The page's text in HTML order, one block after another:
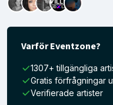
Varför Eventzone?
1307+ tillgängliga
Gratis förfrågningar
Verifierade artister